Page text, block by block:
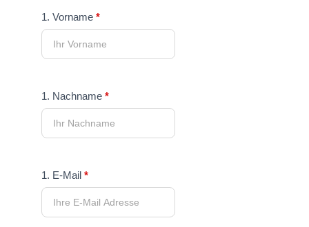
1. Vorname *
1. Nachname *
1. E-Mail *